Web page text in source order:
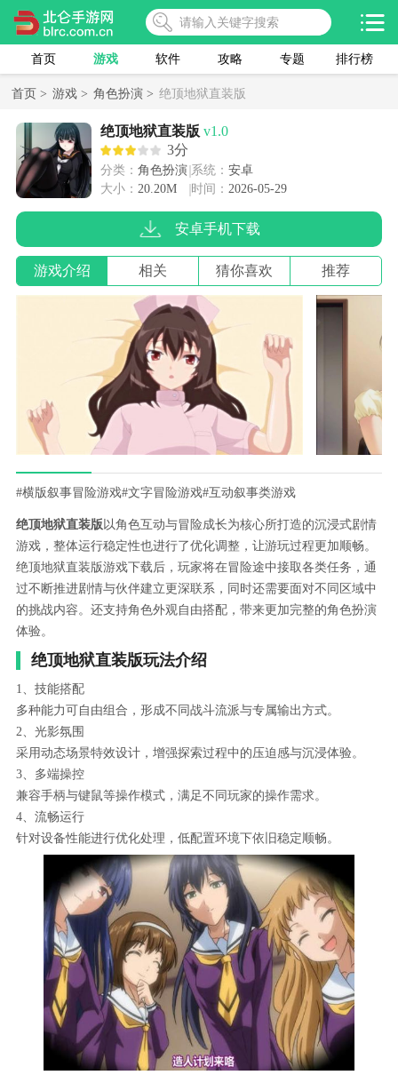
首页 游戏 软件 攻略 专题 排行榜
首页 > 游戏 > 角色扮演 > 绝顶地狱直装版
绝顶地狱直装版 v1.0
3分
分类： 角色扮演 系统： 安卓
大小： 20.20M 时间： 2026-05-29
安卓手机下载
游戏介绍 相关 猜你喜欢 推荐
#横版叙事冒险游戏#文字冒险游戏#互动叙事类游戏
绝顶地狱直装版 以角色互动与冒险成长为核心所打造的沉浸式剧情
游戏，整体运行稳定性也进行了优化调整，让游玩过程更加顺畅。
绝顶地狱直装版游戏下载后，玩家将在冒险途中接取各类任务，通
过不断推进剧情与伙伴建立更深联系，同时还需要面对不同区域中
的挑战内容。还支持角色外观自由搭配，带来更加完整的角色扮演
体验。
绝顶地狱直装版玩法介绍
1、技能搭配
多种能力可自由组合，形成不同战斗流派与专属输出方式。
2、光影氛围
采用动态场景特效设计，增强探索过程中的压迫感与沉浸体验。
3、多端操控
兼容手柄与键鼠等操作模式，满足不同玩家的操作需求。
4、流畅运行
针对设备性能进行优化处理，低配置环境下依旧稳定顺畅。